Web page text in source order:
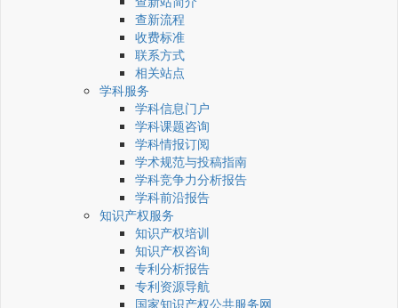
查新流程
收费标准
联系方式
相关站点
学科服务
学科信息门户
学科课题咨询
学科情报订阅
学术规范与投稿指南
学科竞争力分析报告
学科前沿报告
知识产权服务
知识产权培训
知识产权咨询
专利分析报告
专利资源导航
国家知识产权公共服务网